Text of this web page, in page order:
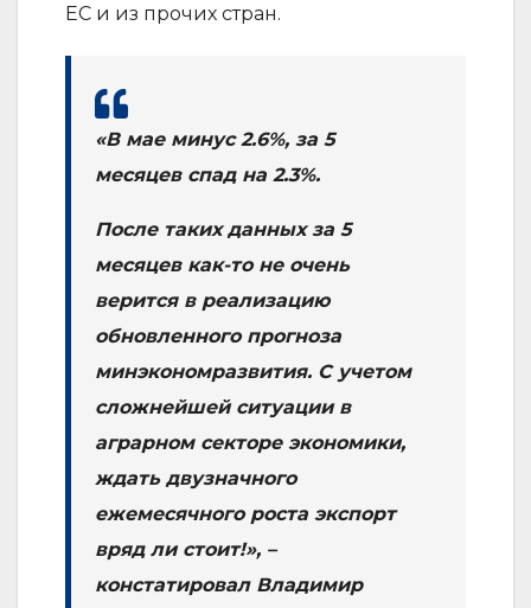
ЕС и из прочих стран.
«В мае минус 2.6%, за 5
месяцев спад на 2.3%.
После таких данных за 5
месяцев как-то не очень
верится в реализацию
обновленного прогноза
минэкономразвития. С учетом
сложнейшей ситуации в
аграрном секторе экономики,
ждать двузначного
ежемесячного роста экспорт
вряд ли стоит!», –
констатировал Владимир